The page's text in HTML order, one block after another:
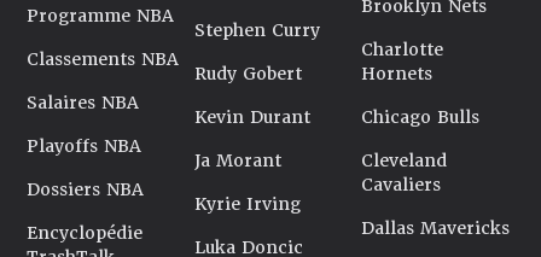
Programme NBA
Classements NBA
Salaires NBA
Playoffs NBA
Dossiers NBA
Encyclopédie
Stephen Curry
Rudy Gobert
Kevin Durant
Ja Morant
Kyrie Irving
Luka Doncic
Brooklyn Nets
Charlotte
Hornets
Chicago Bulls
Cleveland
Cavaliers
Dallas Mavericks